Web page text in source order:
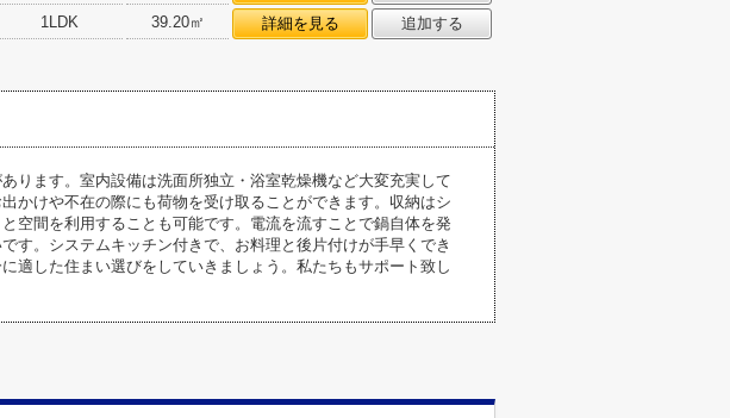
1LDK 39.20㎡ 詳細を見る 追加する
ります。室内設備は洗面所独立・浴室乾燥機など大変充実して
かけや不在の際にも荷物を受け取ることができます。収納はシ
空間を利用することも可能です。電流を流すことで鍋自体を発
す。システムキッチン付きで、お料理と後片付けが手早くでき
適した住まい選びをしていきましょう。私たちもサポート致し